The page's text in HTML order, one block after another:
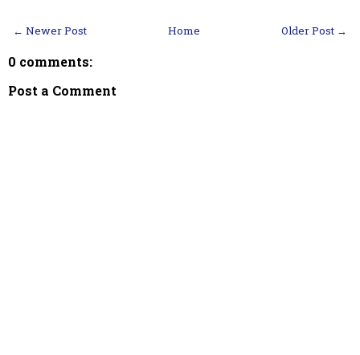
← Newer Post Older Post →
Home
0 comments:
Post a Comment